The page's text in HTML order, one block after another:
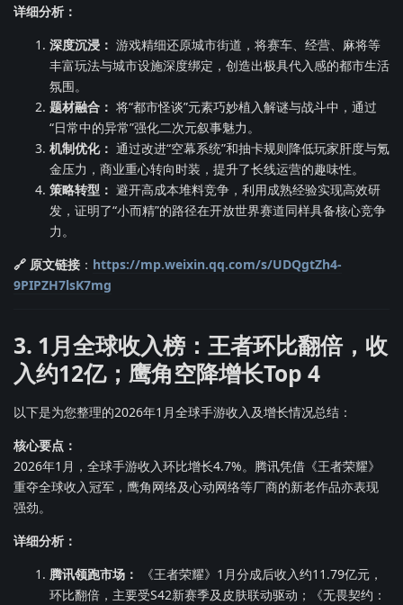
详细分析：
深度沉浸： 游戏精细还原城市街道，将赛车、经营、麻将等
丰富玩法与城市设施深度绑定，创造出极具代入感的都市生活
氛围。
题材融合： 将“都市怪谈”元素巧妙植入解谜与战斗中，通过
“日常中的异常”强化二次元叙事魅力。
机制优化： 通过改进“空幕系统”和抽卡规则降低玩家肝度与氪
金压力，商业重心转向时装，提升了长线运营的趣味性。
策略转型： 避开高成本堆料竞争，利用成熟经验实现高效研
发，证明了“小而精”的路径在开放世界赛道同样具备核心竞争
力。
🔗 原文链接 ： https://mp.weixin.qq.com/s/UDQgtZh4-
9PIPZH7lsK7mg
3. 1月全球收入榜：王者环比翻倍，收
入约12亿；鹰角空降增长Top 4
以下是为您整理的2026年1月全球手游收入及增长情况总结：
核心要点：
2026年1月，全球手游收入环比增长4.7%。腾讯凭借《王者荣耀》
重夺全球收入冠军，鹰角网络及心动网络等厂商的新老作品亦表现
强劲。
详细分析：
腾讯领跑市场：
《王者荣耀》1月分成后收入约11.79亿元，
环比翻倍，主要受S42新赛季及皮肤联动驱动；《无畏契约：